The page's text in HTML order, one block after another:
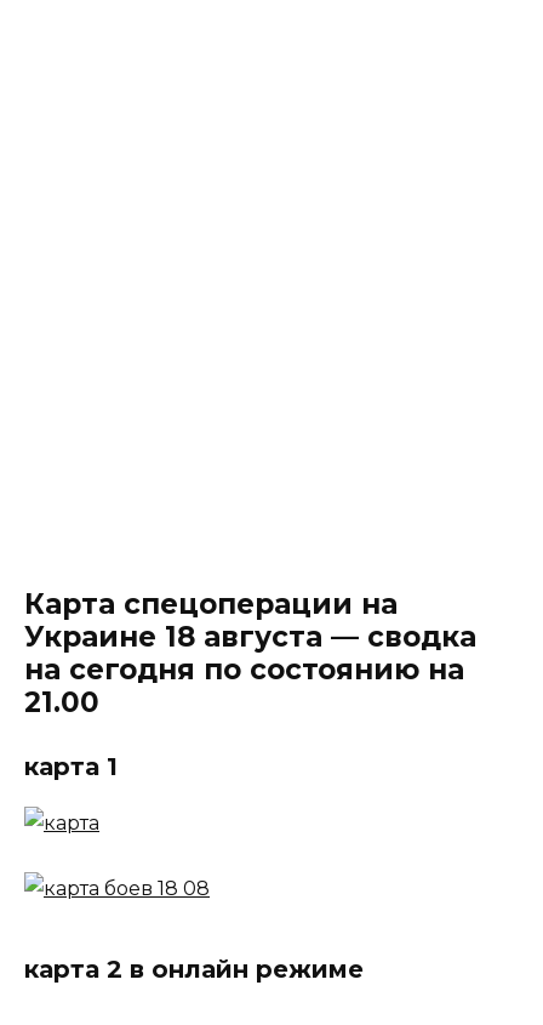
Карта спецоперации на
Украине 18 августа — сводка
на сегодня по состоянию на
21.00
карта 1
карта 2 в онлайн режиме